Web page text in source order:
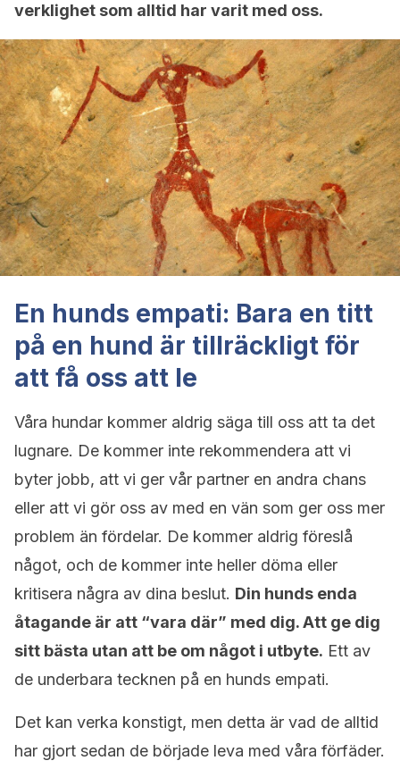
verklighet som alltid har varit med oss.
En hunds empati: Bara en titt
på en hund är tillräckligt för
att få oss att le
Våra hundar kommer aldrig säga till oss att ta det
lugnare. De kommer inte rekommendera att vi
byter jobb, att vi ger vår partner en andra chans
eller att vi gör oss av med en vän som ger oss mer
problem än fördelar. De kommer aldrig föreslå
något, och de kommer inte heller döma eller
kritisera några av dina beslut. Din hunds enda
åtagande är att “vara där” med dig. Att ge dig
sitt bästa utan att be om något i utbyte. Ett av
de underbara tecknen på en hunds empati.
Det kan verka konstigt, men detta är vad de alltid
har gjort sedan de började leva med våra förfäder.